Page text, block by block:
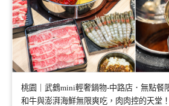
桃園｜武鶴mini輕奢鍋物-中路店．無點餐
和牛與澎湃海鮮無限爽吃，肉肉控的天堂！